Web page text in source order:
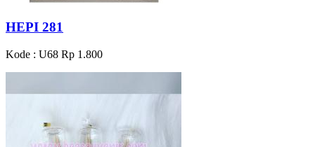
HEPI 281
Kode : U68 Rp 1.800